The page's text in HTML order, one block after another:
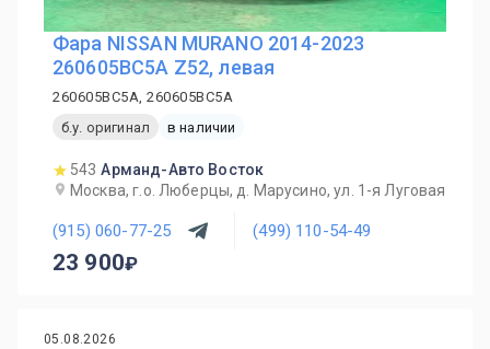
Фара NISSAN MURANO 2014-2023
260605BC5A Z52, левая
260605BC5A, 260605BC5A
б.у. оригинал
в наличии
543 Арманд-Авто Восток
Москва, г.о. Люберцы, д. Марусино, ул. 1-я Луговая
(915) 060-77-25 (499) 110-54-49
23 900
05.08.2026